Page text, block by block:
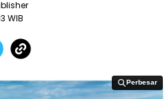
WIB
Perbesar
Perbesar